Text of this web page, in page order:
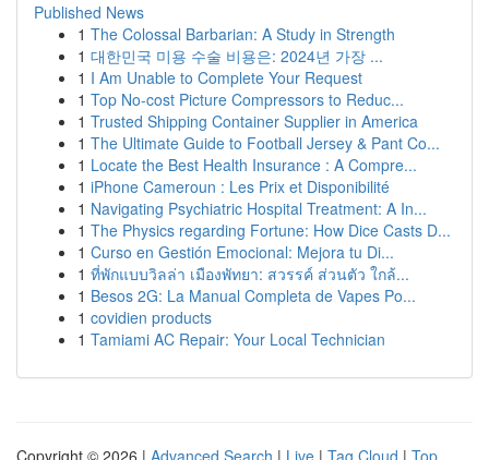
Published News
1 The Colossal Barbarian: A Study in Strength
1 대한민국 미용 수술 비용은: 2024년 가장 ...
1 I Am Unable to Complete Your Request
1 Top No-cost Picture Compressors to Reduc...
1 Trusted Shipping Container Supplier in America
1 The Ultimate Guide to Football Jersey & Pant Co...
1 Locate the Best Health Insurance : A Compre...
1 iPhone Cameroun : Les Prix et Disponibilité
1 Navigating Psychiatric Hospital Treatment: A In...
1 The Physics regarding Fortune: How Dice Casts D...
1 Curso en Gestión Emocional: Mejora tu Di...
1 ที่พักแบบวิลล่า เมืองพัทยา: สวรรค์ ส่วนตัว ใกล้...
1 Besos 2G: La Manual Completa de Vapes Po...
1 covidien products
1 Tamiami AC Repair: Your Local Technician
Copyright © 2026 | Advanced Search | Live | Tag Cloud | Top